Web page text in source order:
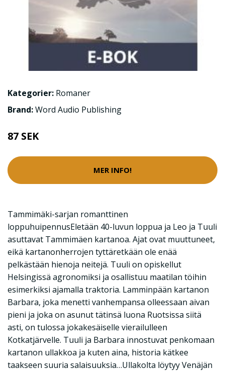
Kategorier: Romaner
Brand:Word Audio Publishing
87 SEK
MER INFO!
Tammimäki-sarjan romanttinen
loppuhuipennusEletään 40-luvun loppua ja Leo ja Tuuli
asuttavat Tammimäen kartanoa. Ajat ovat muuttuneet,
eikä kartanonherrojen tyttäretkään ole enää
pelkästään hienoja neitejä. Tuuli on opiskellut
Helsingissä agronomiksi ja osallistuu maatilan töihin
esimerkiksi ajamalla traktoria. Lamminpään kartanon
Barbara, joka menetti vanhempansa olleessaan aivan
pieni ja joka on asunut tätinsä luona Ruotsissa siitä
asti, on tulossa jokakesäiselle vierailulleen
Kotkatjärvelle. Tuuli ja Barbara innostuvat penkomaan
kartanon ullakkoa ja kuten aina, historia kätkee
taakseen suuria salaisuuksia…Ullakolta löytyy Venäjän